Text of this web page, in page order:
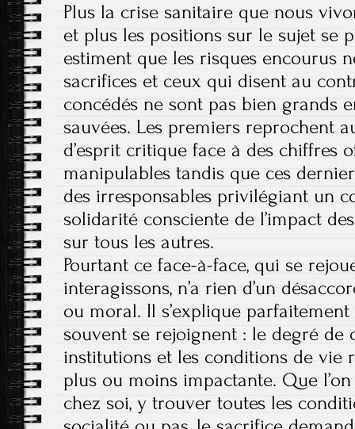
Plus la crise sanitaire que nous
et plus les positions sur le sujet se
estiment que les risques encourus
sacrifices et ceux qui disent au
concédés ne sont pas bien grands
sauvées. Les premiers reprochent
d’esprit critique face à des chiffres
manipulables tandis que ces
des irresponsables privilégiant un
solidarité consciente de l’impact
sur tous les autres.
Pourtant ce face-à-face, qui se
interagissons, n’a rien d’un
ou moral. Il s’explique
souvent se rejoignent : le degré de
institutions et les conditions de vie
plus ou moins impactante. Que
chez soi, y trouver toutes les